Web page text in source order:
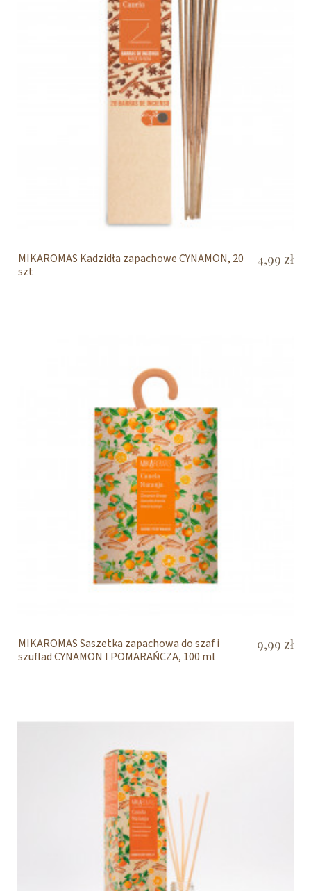
MIKAROMAS Kadzidła zapachowe CYNAMON, 20
szt
4,99 zł
MIKAROMAS Saszetka zapachowa do szaf i
szuflad CYNAMON I POMARAŃCZA, 100 ml
9,99 zł